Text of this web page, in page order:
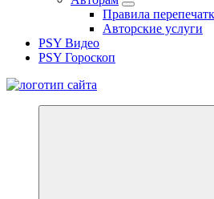
Правила
Авторские услуги
PSY Видео
PSY Гороскоп
Все самое интересное,